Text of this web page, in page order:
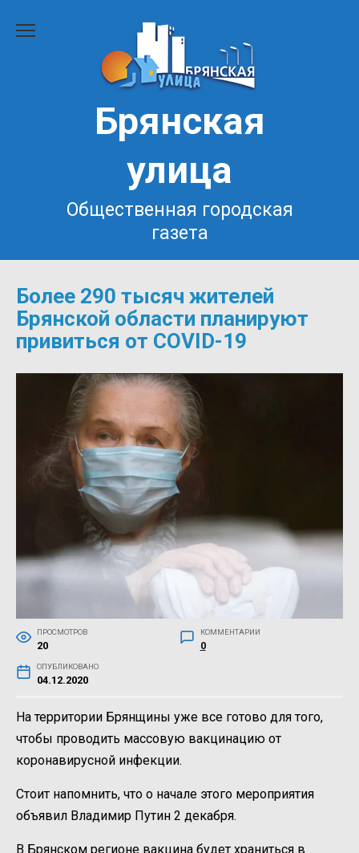
Брянская
улица
Общественная городская
газета
Более 290 тысяч жителей
Брянской области планируют
привиться от COVID-19
ПРОСМОТРОВ
20
КОММЕНТАРИИ
0
ОПУБЛИКОВАНО
04.12.2020
На территории Брянщины уже все готово для того,
чтобы проводить массовую вакцинацию от
коронавирусной инфекции.
Стоит напомнить, что о начале этого мероприятия
объявил Владимир Путин 2 декабря.
В Брянском регионе вакцина будет храниться в